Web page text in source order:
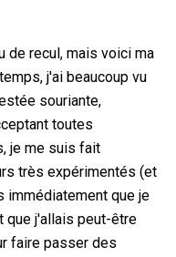
de recul, mais voici ma
j'ai beaucoup vu
souriante,
toutes
je me suis fait
très expérimentés (et
immédiatement que je
que j'allais peut-être
faire passer des